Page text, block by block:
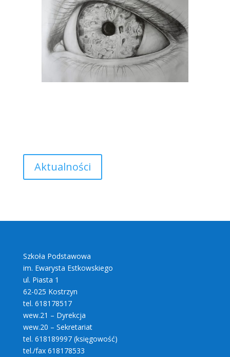
Aktualności
Szkoła Podstawowa
im. Ewarysta Estkowskiego
ul. Piasta 1
62-025 Kostrzyn
tel. 618178517
wew.21 – Dyrekcja
wew.20 – Sekretariat
tel. 618189997 (księgowość)
tel./fax 618178533